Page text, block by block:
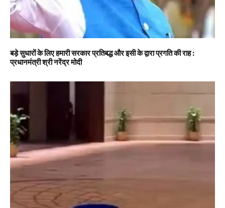
बड़े सुधारों के लिए हमारी सरकार प्रतिबद्ध और इसी के द्वारा प्रगति की राह :
प्रधानमंत्री श्री नरेंद्र मोदी